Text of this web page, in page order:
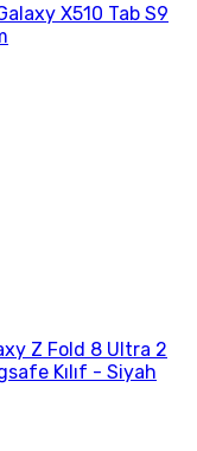
X510 Tab S9
Z Fold 8 Ultra 2
Kılıf - Siyah